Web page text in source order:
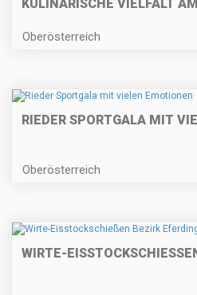
KULINARISCHE VIELFALT
Oberösterreich
RIEDER SPORTGALA MIT
Oberösterreich
WIRTE-